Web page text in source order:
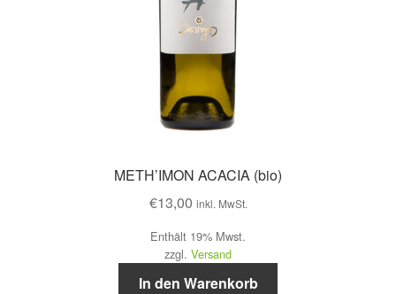
METH’IMON ACACIA (bio)
€13,00 inkl. MwSt.
Enthält 19% Mwst.
zzgl. Versand
In den Warenkorb